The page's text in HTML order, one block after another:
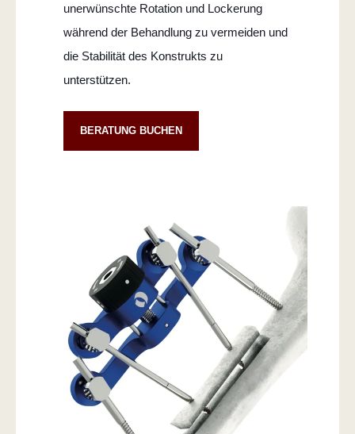
unerwünschte Rotation und Lockerung
während der Behandlung zu vermeiden und
die Stabilität des Konstrukts zu
unterstützen.
BERATUNG BUCHEN